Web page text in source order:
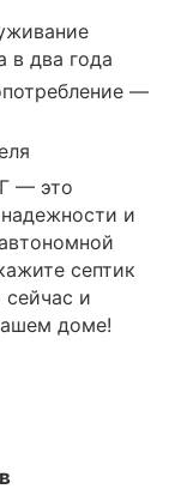
в два года
—
— это
и
септик
и
доме!